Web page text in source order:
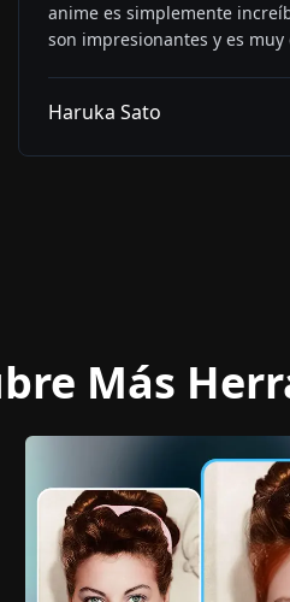
anime es simplemente
son impresionantes y es
Haruka Sato
Más